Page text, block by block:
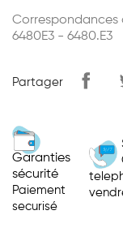
Correspondances
6480E3 - 6480.E3
Partager
Garanties
sécurité
Paiement
securisé